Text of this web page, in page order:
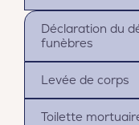
Déclaration du
funèbres
Levée de corps
Toilette